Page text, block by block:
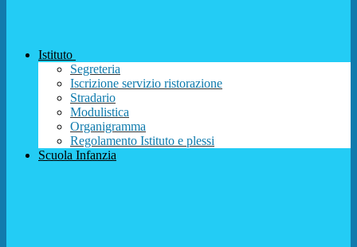
Istituto
Segreteria
Iscrizione servizio ristorazione
Stradario
Modulistica
Organigramma
Regolamento Istituto e plessi
Scuola Infanzia